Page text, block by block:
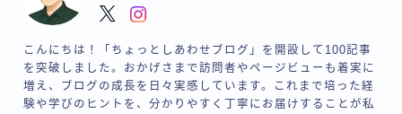
こんにちは！「ちょっとしあわせブログ」を開設して100記事
を突破しました。おかげさまで訪問者やページビューも着実に
増え、ブログの成長を日々実感しています。これまで培った経
験や学びのヒントを、分かりやすく丁寧にお届けすることが私